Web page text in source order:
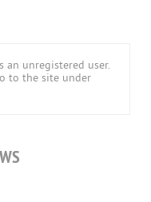
an unregistered user.
to the site under